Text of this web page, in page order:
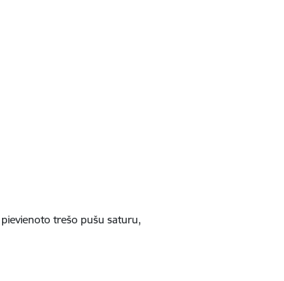
trešo pušu saturu,